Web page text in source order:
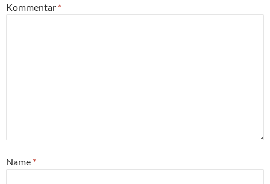
Kommentar *
Name *